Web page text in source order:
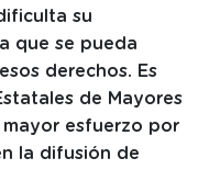
su
que se pueda
derechos. Es
de Mayores
esfuerzo por
la difusión de